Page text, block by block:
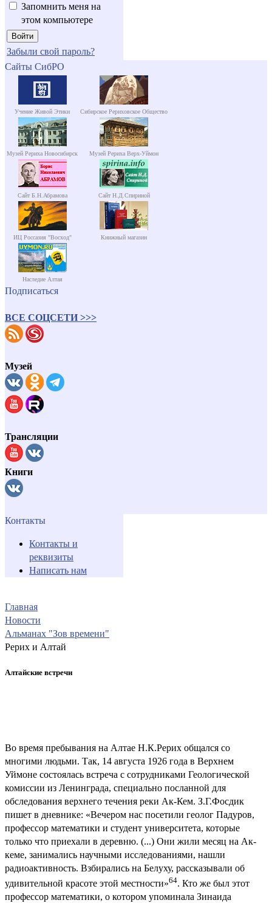
Запомнить меня на
этом компьютере
Забыли свой пароль?
Сайты СибРО
Учение Живой Этики Сибирское Рериховское Общество
Музей Рериха Новосибирск Музей Рериха Верх-Уймон
Сайт Б.Н.Абрамова Сайт Н.Д.Спириной
ИЦ Россазия "Восход" Книжный магазин
Наследие Алтая
Подписаться
ВСЕ СОЦСЕТИ >>>
Музей
Трансляции
Книги
Контакты
Контакты и
реквизиты
Написать нам
Главная
Новости
Альманах "Зов времени"
Рерих и Алтай
Алтайские встречи
Во время пребывания на Алтае Н.К.Рерих общался со
многими людьми. Так, 14 августа 1926 года в Верхнем
Уймоне состоялась встреча с сотрудниками Геологической
комиссии из Ленинграда, специально посланной для
обследования верхнего течения реки Ак-Кем. З.Г.Фосдик
пишет в дневнике: «Вечером нас посетили геолог Падуров,
профессор математики и студент университета, которые
только что приехали в деревню. (...) Они жили месяц на Ак-
кеме, занимались научными исследованиями, нашли
радиоактивность. Взбирались на Белуху, рассказывали об
удивительной красоте этой местности»64. Кто же был этот
профессор математики, о котором упоминала Зинаида